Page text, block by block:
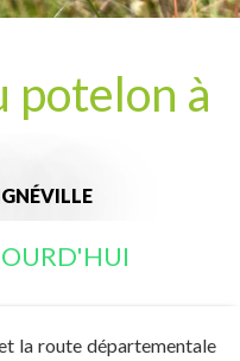
potelon à
la route départementale